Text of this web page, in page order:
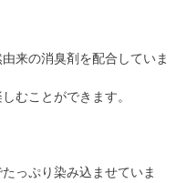
来の消臭剤を配合していま
むことができます。
っぷり染み込ませていま